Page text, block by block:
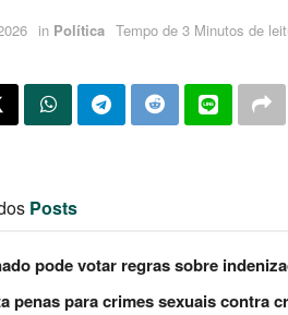
in Política Tempo de 3 Minutos de
Posts
pode votar regras sobre
penas para crimes sexuais contra